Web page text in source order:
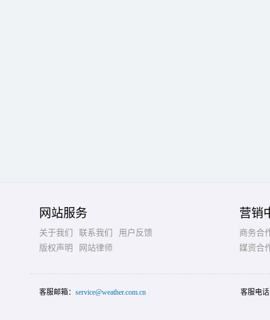
网站服务
关于我们 联系我们
用户反馈
版权声明
网站律师
营销
商务合
媒资合
客服邮箱： service@weather.com.cn 客服电